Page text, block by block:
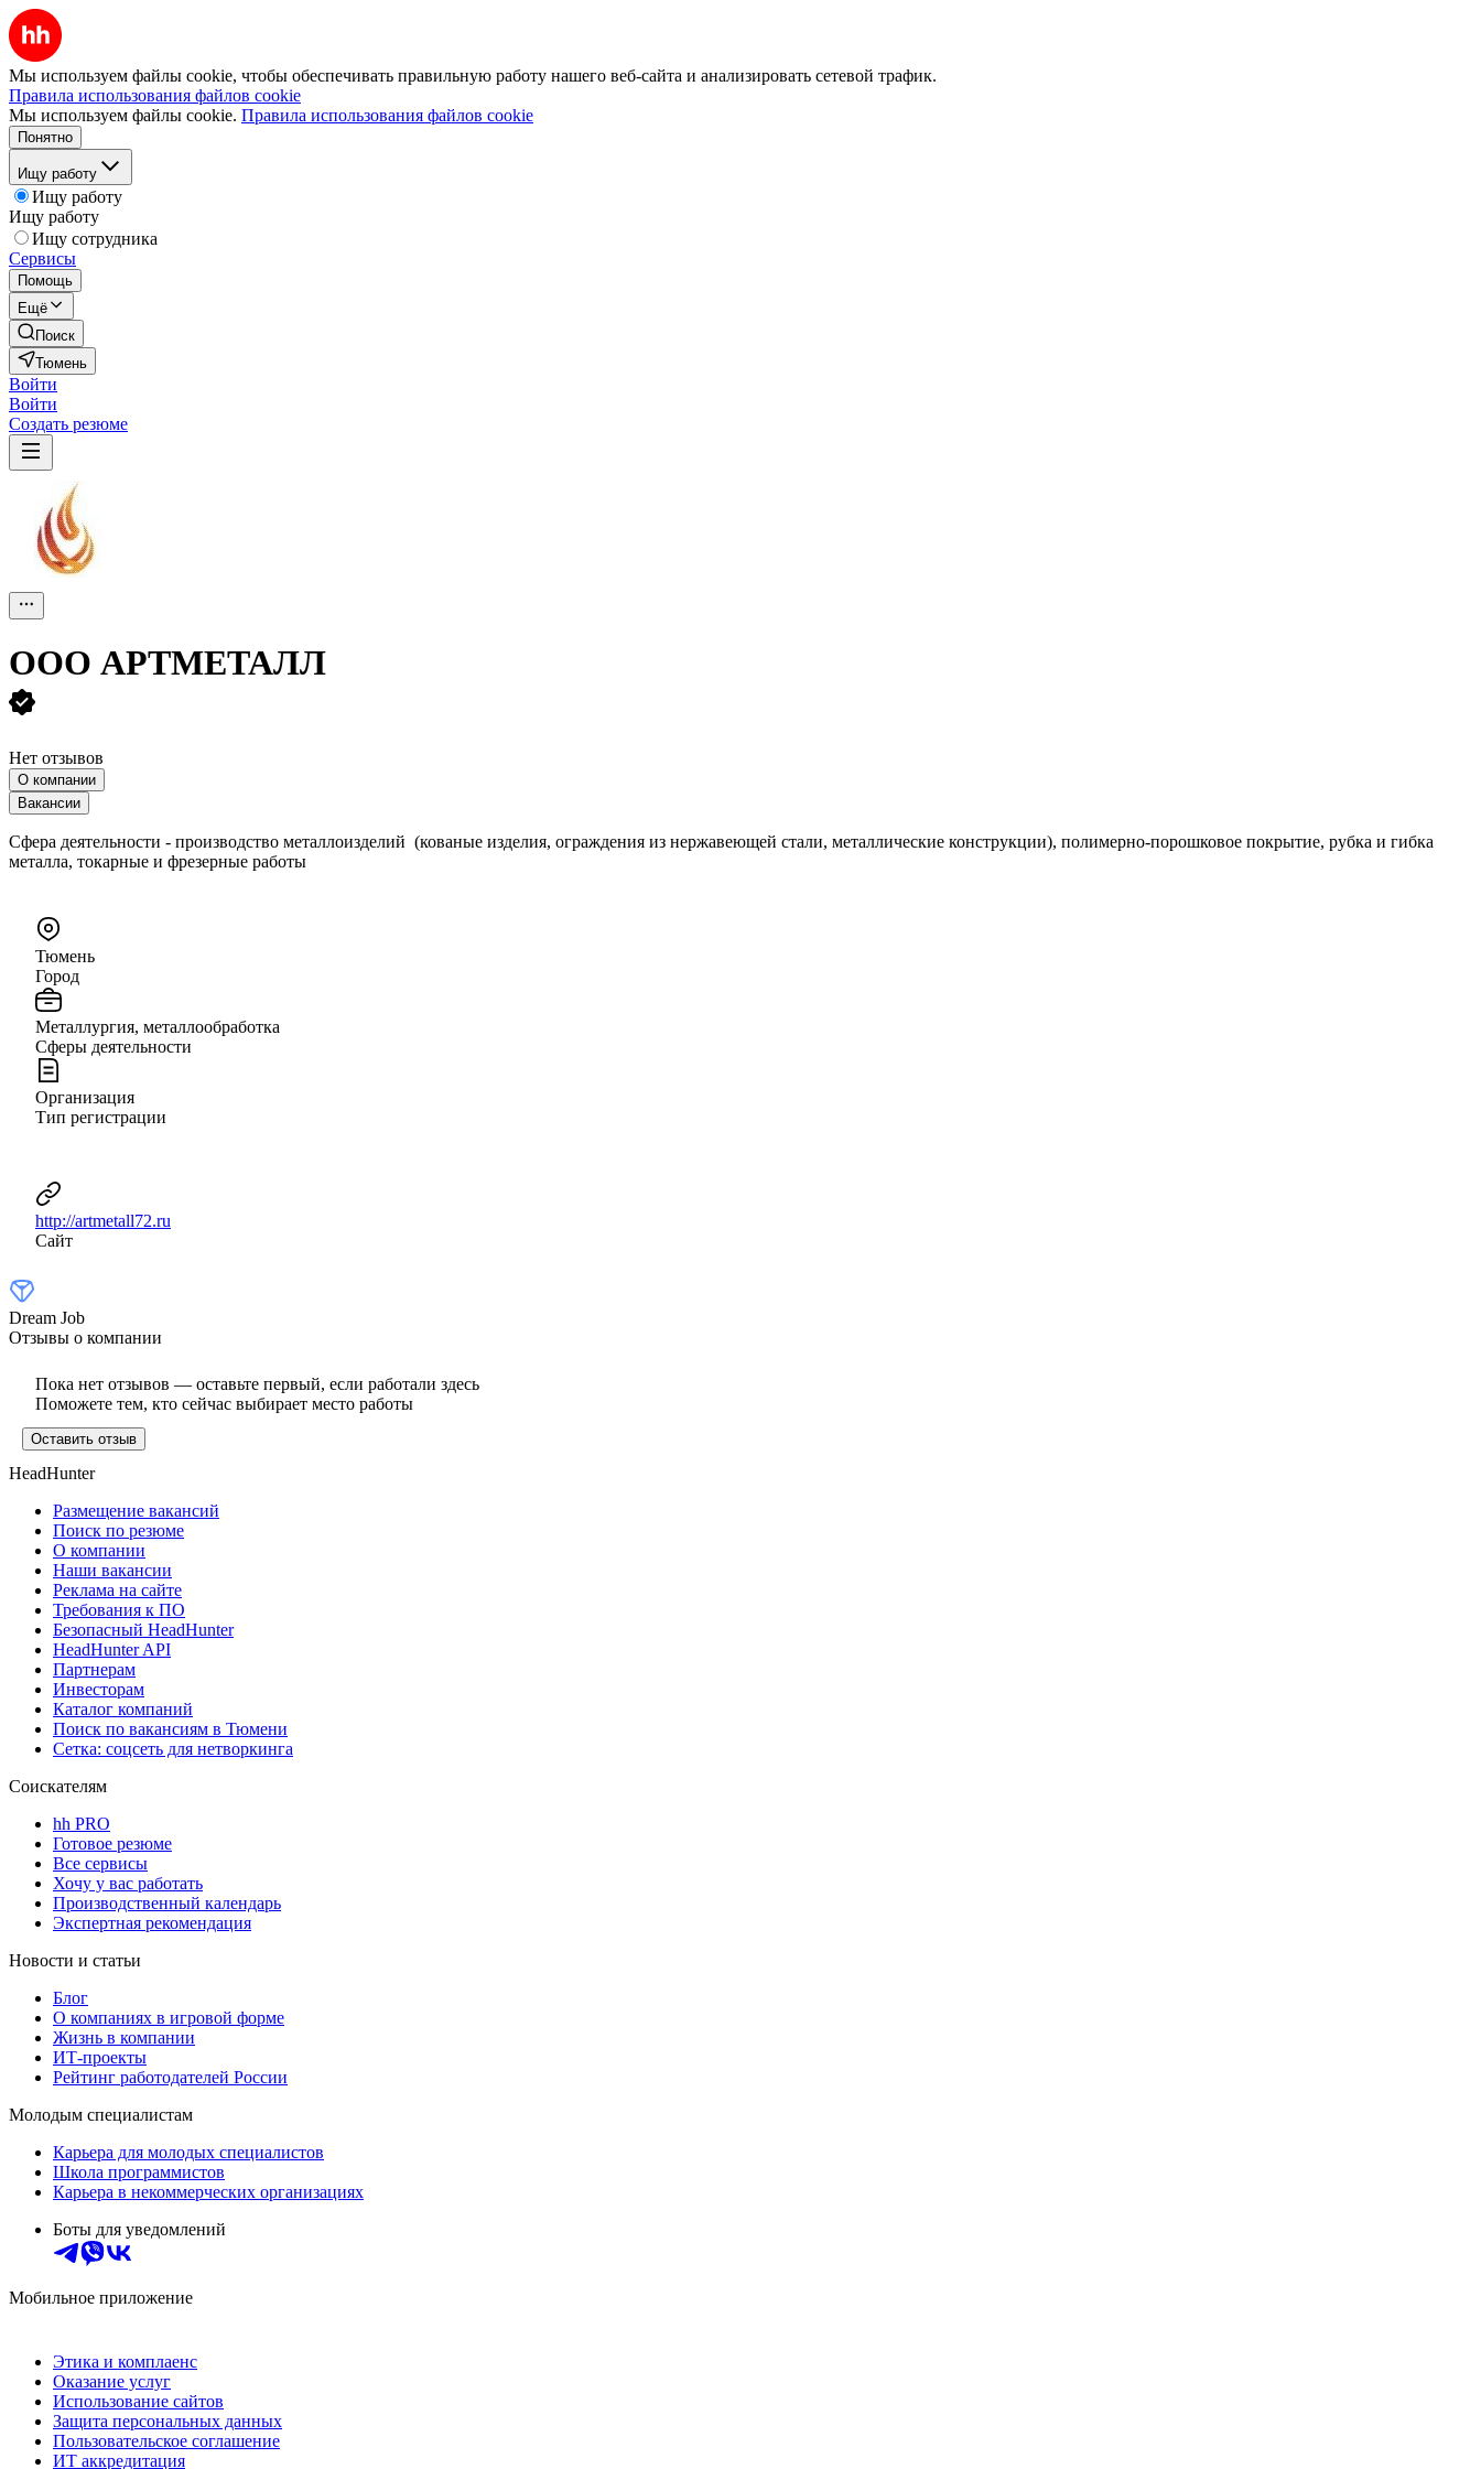
Мы используем файлы cookie, чтобы обеспечивать правильную работу нашего веб-сайта и анализировать сетевой трафик.
Правила использования файлов cookie
Мы используем файлы cookie. Правила использования файлов cookie
Понятно
Ищу работу
Ищу работу
Ищу работу
Ищу сотрудника
Сервисы
Помощь
Ещё
Поиск
Тюмень
Войти
Войти
Создать резюме
ООО АРТМЕТАЛЛ
Нет отзывов
О компании
Вакансии
Cфера деятельности - производство металлоизделий (кованые изделия, ограждения из нержавеющей стали, металлические конструкции), полимерно-порошковое покрытие, рубка и гибка
металла, токарные и фрезерные работы
Тюмень
Город
Металлургия, металлообработка
Сферы деятельности
Организация
Тип регистрации
http://artmetall72.ru
Сайт
Dream Job
Отзывы о компании
Пока нет отзывов — оставьте первый, если работали здесь
Поможете тем, кто сейчас выбирает место работы
Оставить отзыв
HeadHunter
Размещение вакансий
Поиск по резюме
О компании
Наши вакансии
Реклама на сайте
Требования к ПО
Безопасный HeadHunter
HeadHunter API
Партнерам
Инвесторам
Каталог компаний
Поиск по вакансиям в Тюмени
Сетка: соцсеть для нетворкинга
Соискателям
hh PRO
Готовое резюме
Все сервисы
Хочу у вас работать
Производственный календарь
Экспертная рекомендация
Новости и статьи
Блог
О компаниях в игровой форме
Жизнь в компании
ИТ-проекты
Рейтинг работодателей России
Молодым специалистам
Карьера для молодых специалистов
Школа программистов
Карьера в некоммерческих организациях
Боты для уведомлений
Мобильное приложение
Этика и комплаенс
Оказание услуг
Использование сайтов
Защита персональных данных
Пользовательское соглашение
ИТ аккредитация